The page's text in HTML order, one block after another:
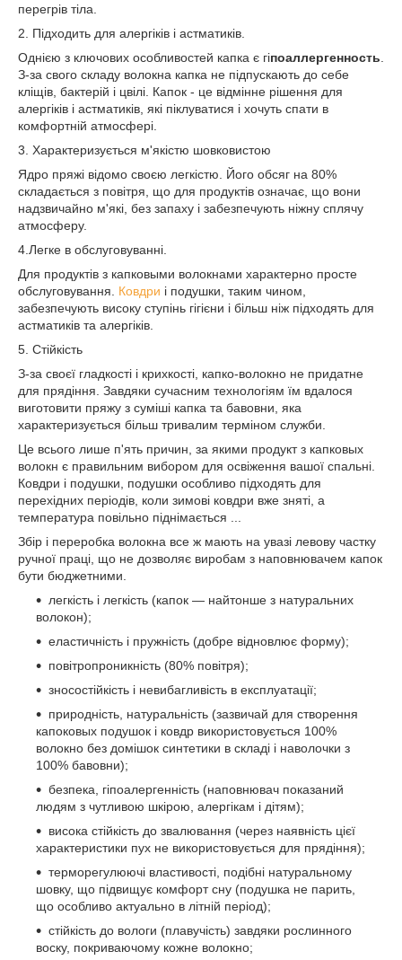
перегрів тіла.
2. Підходить для алергіків і астматиків.
Однією з ключових особливостей капка є гіпоаллергенность
З-за свого складу волокна капка не підпускають до себе
кліщів, бактерій і цвілі. Капок - це відмінне рішення для
алергіків і астматиків, які піклуватися і хочуть спати в
комфортній атмосфері.
3. Характеризується м'якістю шовковистою
Ядро пряжі відомо своєю легкістю. Його обсяг на 80%
складається з повітря, що для продуктів означає, що вони
надзвичайно м'які, без запаху і забезпечують ніжну сплячу
атмосферу.
4.Легке в обслуговуванні.
Для продуктів з капковыми волокнами характерно просте
обслуговування. Ковдри і подушки, таким чином,
забезпечують високу ступінь гігієни і більш ніж підходять для
астматиків та алергіків.
5. Стійкість
З-за своєї гладкості і крихкості, капко-волокно не придатне
для прядіння. Завдяки сучасним технологіям їм вдалося
виготовити пряжу з суміші капка та бавовни, яка
характеризується більш тривалим терміном служби.
Це всього лише п'ять причин, за якими продукт з капковых
волокн є правильним вибором для освіження вашої спальні.
Ковдри і подушки, подушки особливо підходять для
перехідних періодів, коли зимові ковдри вже зняті, а
температура повільно піднімається ...
Збір і переробка волокна все ж мають на увазі левову частку
ручної праці, що не дозволяє виробам з наповнювачем капок
бути бюджетними.
легкість і легкість (капок — найтонше з натуральних
волокон);
еластичність і пружність (добре відновлює форму);
повітропроникність (80% повітря);
зносостійкість і невибагливість в експлуатації;
природність, натуральність (зазвичай для створення
капоковых подушок і ковдр використовується 100%
волокно без домішок синтетики в складі і наволочки з
100% бавовни);
безпека, гіпоалергенність (наповнювач показаний
людям з чутливою шкірою, алергікам і дітям);
висока стійкість до звалювання (через наявність цієї
характеристики пух не використовується для прядіння);
терморегулюючі властивості, подібні натуральному
шовку, що підвищує комфорт сну (подушка не парить,
що особливо актуально в літній період);
стійкість до вологи (плавучість) завдяки рослинного
воску, покриваючому кожне волокно;